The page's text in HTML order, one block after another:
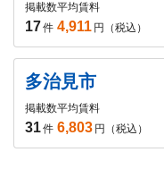
掲載数
17件
平均賃料
4,911 円（税込）
多治見市
掲載数
31件
平均賃料
6,803 円（税込）